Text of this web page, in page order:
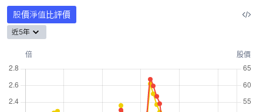
股價淨值比評價
近5年